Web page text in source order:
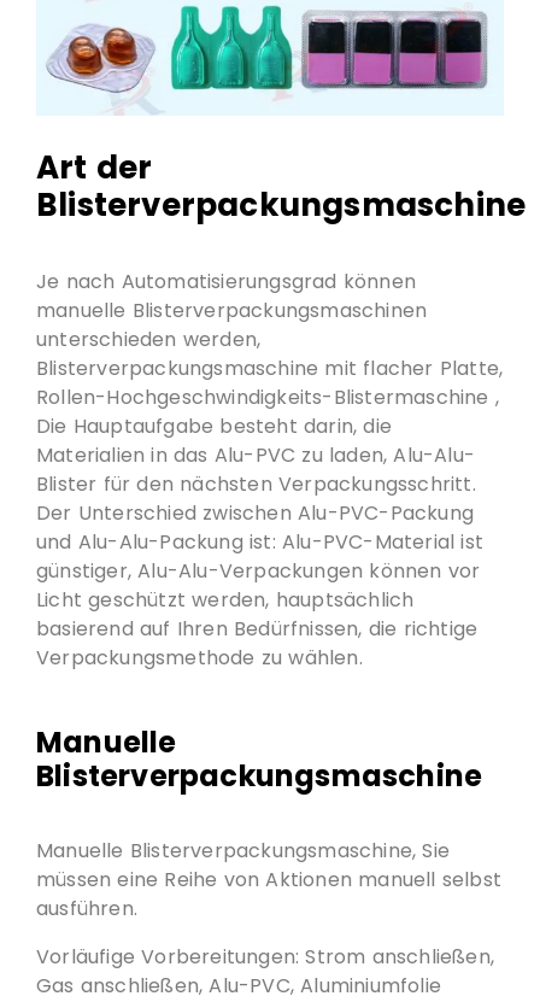
Art der
Blisterverpackungsmaschine
Je nach Automatisierungsgrad können
manuelle Blisterverpackungsmaschinen
unterschieden werden,
Blisterverpackungsmaschine mit flacher Platte,
Rollen-Hochgeschwindigkeits-Blistermaschine ,
Die Hauptaufgabe besteht darin, die
Materialien in das Alu-PVC zu laden, Alu-Alu-
Blister für den nächsten Verpackungsschritt.
Der Unterschied zwischen Alu-PVC-Packung
und Alu-Alu-Packung ist: Alu-PVC-Material ist
günstiger, Alu-Alu-Verpackungen können vor
Licht geschützt werden, hauptsächlich
basierend auf Ihren Bedürfnissen, die richtige
Verpackungsmethode zu wählen.
Manuelle
Blisterverpackungsmaschine
Manuelle Blisterverpackungsmaschine, Sie
müssen eine Reihe von Aktionen manuell selbst
ausführen.
Vorläufige Vorbereitungen: Strom anschließen,
Gas anschließen, Alu-PVC, Aluminiumfolie